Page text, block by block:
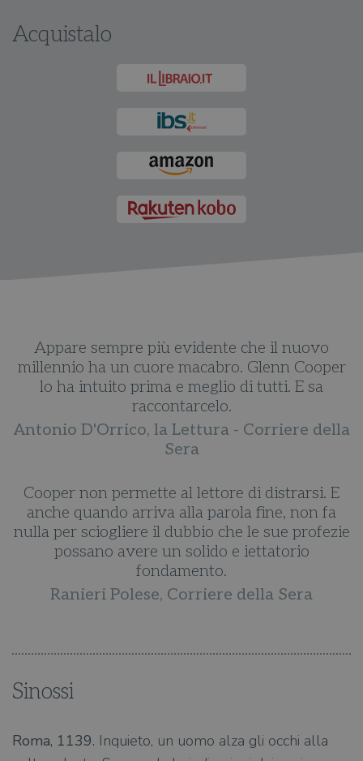
Acquistalo
Appare sempre più evidente che il nuovo
millennio ha un cuore macabro. Glenn Cooper
lo ha intuito prima e meglio di tutti. E sa
raccontarcelo.
Antonio D'Orrico, la Lettura - Corriere della
Sera
Cooper non permette al lettore di distrarsi. E
anche quando arriva alla parola fine, non fa
nulla per sciogliere il dubbio che le sue profezie
possano avere un solido e iettatorio
fondamento.
Ranieri Polese, Corriere della Sera
Sinossi
Roma, 1139. Inquieto, un uomo alza gli occhi alla